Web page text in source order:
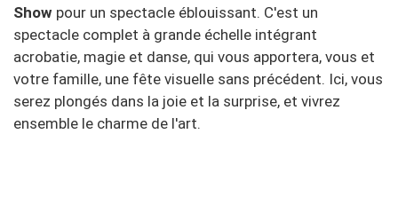
Show pour un spectacle éblouissant. C'est un
spectacle complet à grande échelle intégrant
acrobatie, magie et danse, qui vous apportera, vous et
votre famille, une fête visuelle sans précédent. Ici, vous
serez plongés dans la joie et la surprise, et vivrez
ensemble le charme de l'art.